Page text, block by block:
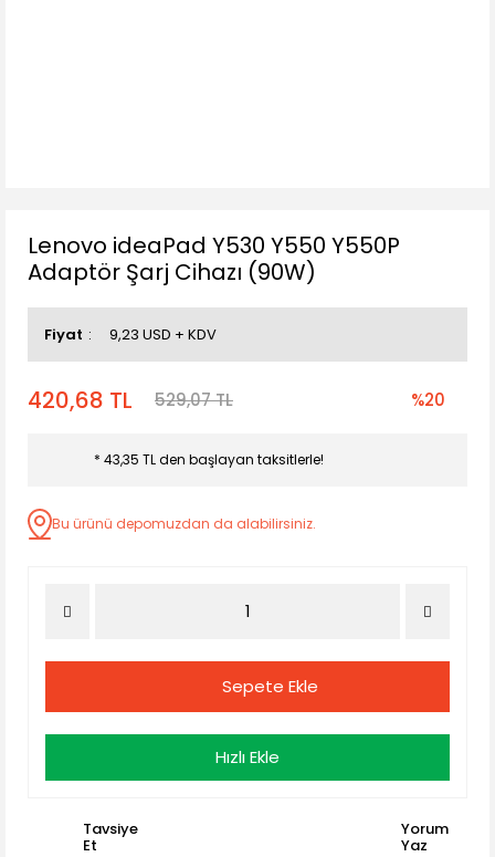
Lenovo ideaPad Y530 Y550 Y550P
Adaptör Şarj Cihazı (90W)
Fiyat 9,23 USD + KDV
420,68 TL 529,07 TL %20
* 43,35 TL den başlayan taksitlerle!
Bu ürünü depomuzdan da alabilirsiniz.
Sepete Ekle
Hızlı Ekle
Tavsiye
Et
Yorum
Yaz